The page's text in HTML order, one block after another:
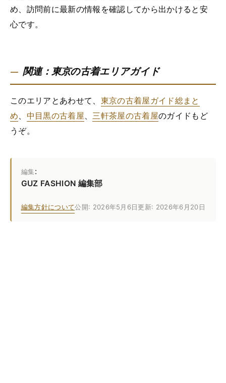
め、訪問前に最新の情報を確認してから出かけると安
心です。
関連：東京の古着エリアガイド
このエリアとあわせて、 東京の古着屋ガイド総まと
め、 中目黒の古着屋、三軒茶屋の古着屋のガイドもど
うぞ。
編集:
GUZ FASHION 編集部
編集方針について公開: 2026年5月6日更新: 2026年6月20日